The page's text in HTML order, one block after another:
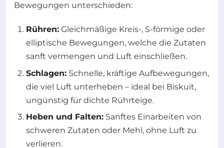
Bewegungen unterschieden:
Rühren: Gleichmäßige Kreis-, S-förmige oder
elliptische Bewegungen, welche die Zutaten
sanft vermengen und Luft einschließen.
Schlagen: Schnelle, kräftige Aufbewegungen,
die viel Luft unterheben – ideal bei Biskuit,
ungünstig für dichte Rührteige.
Heben und Falten: Sanftes Einarbeiten von
schweren Zutaten oder Mehl, ohne Luft zu
verlieren.